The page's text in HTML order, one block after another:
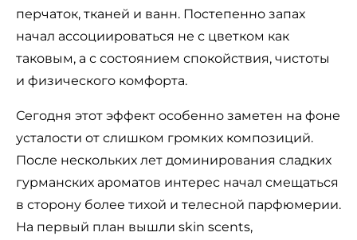
перчаток, тканей и ванн. Постепенно запах
начал ассоциироваться не с цветком как
таковым, а с состоянием спокойствия, чистоты
и физического комфорта.
Сегодня этот эффект особенно заметен на фоне
усталости от слишком громких композиций.
После нескольких лет доминирования сладких
гурманских ароматов интерес начал смещаться
в сторону более тихой и телесной парфюмерии.
На первый план вышли skin scents,